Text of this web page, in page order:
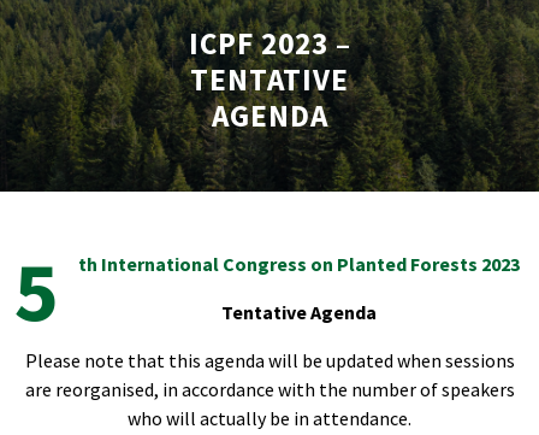
ICPF 2023 –
TENTATIVE
AGENDA
5
th International Congress on Planted Forests 2023
Tentative Agenda
Please note that this agenda will be updated when sessions
are reorganised, in accordance with the number of speakers
who will actually be in attendance.